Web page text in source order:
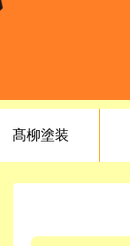
髙柳塗装